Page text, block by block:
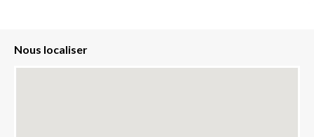
Nous localiser